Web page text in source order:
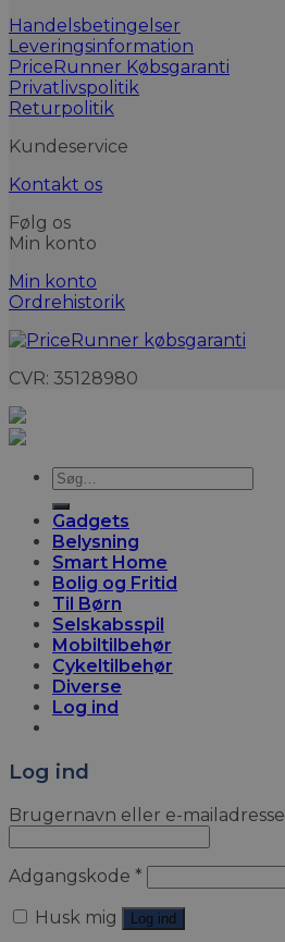
Handelsbetingelser
Leveringsinformation
PriceRunner Købsgaranti
Privatlivspolitik
Returpolitik
Kundeservice
Kontakt os
Følg os
Min konto
Min konto
Ordrehistorik
CVR: 35128980
Søg
Gadgets
Belysning
Smart Home
Bolig og Fritid
Til Børn
Selskabsspil
Mobiltilbehør
Cykeltilbehør
Diverse
Log ind
Log ind
Brugernavn eller e-mailadresse
Adgangskode *
Husk mig
Log ind